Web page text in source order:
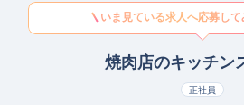
いま見ている求人へ応募して
焼肉店のキッチン
正社員